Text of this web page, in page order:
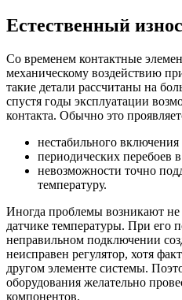
Естественный износ
Со временем контактные
механическому воздействию
такие детали рассчитаны на
спустя годы эксплуатации
контакта. Обычно это
нестабильного включения
периодических перебоев в
невозможности точно
температуру.
Иногда проблемы возникают не
датчике температуры. При его
неправильном подключении
неисправен регулятор, хотя
другом элементе системы.
оборудования желательно
компонентов.